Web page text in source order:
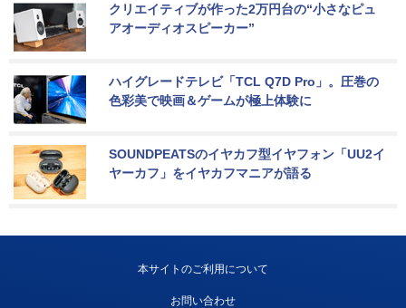
クリエイティブが作った2万円台の“小さなピュ
アオーディオスピーカー”
ハイグレードテレビ「TCL Q7D Pro」。圧巻の
色彩美で映画＆ゲームが極上体験に
SOUNDPEATSのイヤカフ型イヤフォン「UU2イ
ヤーカフ」をイヤカフマニアが語る
本サイトのご利用について
お問い合わせ